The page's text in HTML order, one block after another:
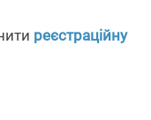
реєстраційну